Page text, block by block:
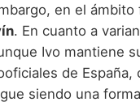
en el
. En cuanto a
Ivo mantiene
de
siendo una